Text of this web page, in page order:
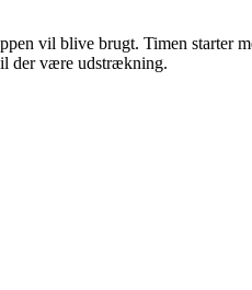
vil blive brugt. Timen starter
der være udstrækning.